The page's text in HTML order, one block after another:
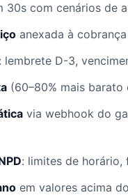
30s com cenários de
anexada à
: lembrete D-3,
(60–80% mais barato
via webhook do
: limites de horário,
em valores acima